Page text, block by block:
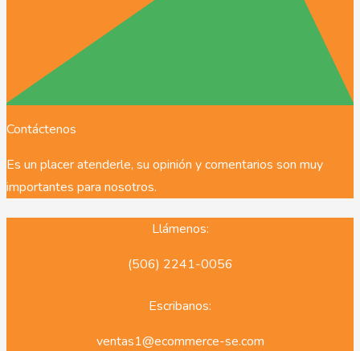
Contáctenos
Es un placer atenderle, su opinión y comentarios son muy
importantes para nosotros.
Llámenos:
(506) 2241-0056
Escribanos:
ventas1@ecommerce-se.com